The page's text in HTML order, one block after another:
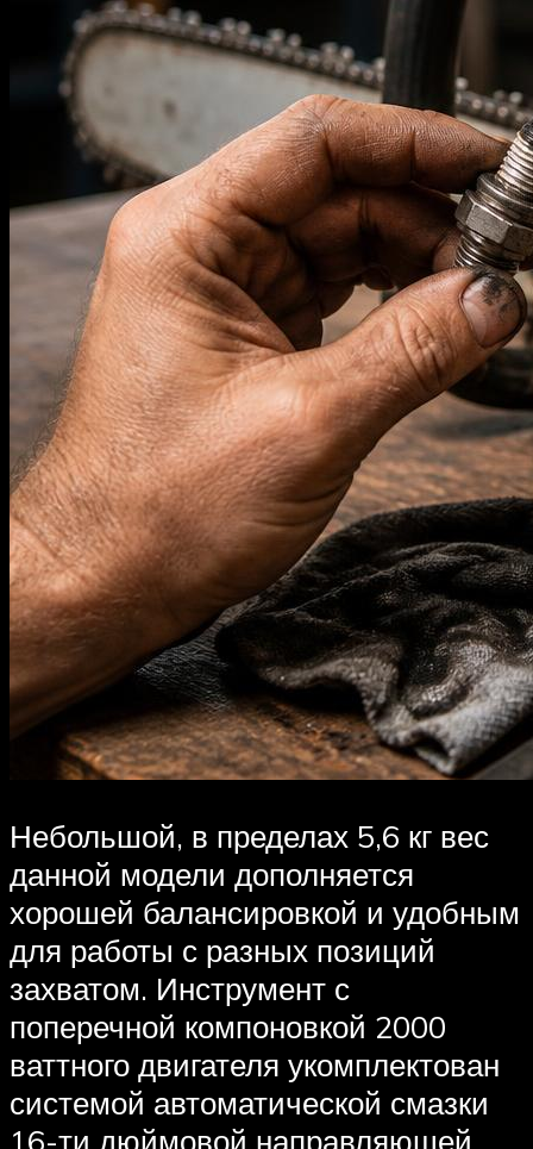
Небольшой, в пределах 5,6 кг вес
данной модели дополняется
хорошей балансировкой и удобным
для работы с разных позиций
захватом. Инструмент с
поперечной компоновкой 2000
ваттного двигателя укомплектован
системой автоматической смазки
16-ти дюймовой направляющей